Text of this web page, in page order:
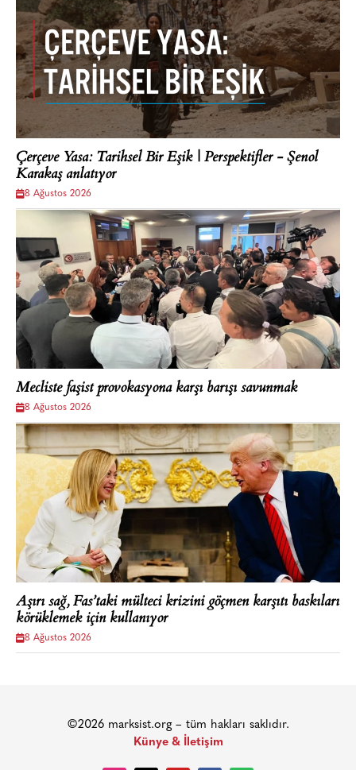
Çerçeve Yasa: Tarihsel Bir Eşik | Perspektifler - Şenol
Karakaş anlatıyor
8 Ağustos 2026
Mecliste faşist provokasyona karşı barışı savunmak
8 Ağustos 2026
Aşırı sağ, Fas’taki mülteci krizini göçmen karşıtı baskıları
körüklemek için kullanıyor
8 Ağustos 2026
©2026 marksist.org – tüm hakları saklıdır.
Künye & İletişim